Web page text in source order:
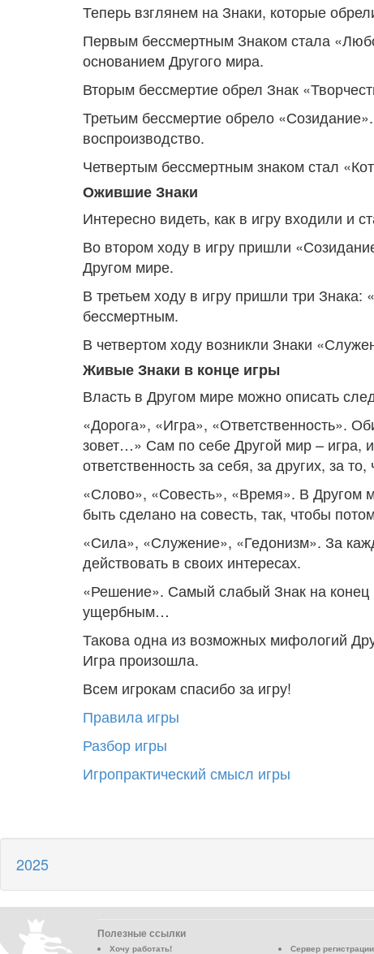
Теперь взглянем на Знаки, которые
Первым бессмертным Знаком стала
основанием Другого мира.
Вторым бессмертие обрел Знак
Третьим бессмертие обрело
воспроизводство.
Четвертым бессмертным знаком стал
Ожившие Знаки
Интересно видеть, как в игру входили и
Во втором ходу в игру пришли
Другом мире.
В третьем ходу в игру пришли три Знака:
бессмертным.
В четвертом ходу возникли Знаки
Живые Знаки в конце игры
Власть в Другом мире можно описать
«Дорога», «Игра», «Ответственность».
зовет…» Сам по себе Другой мир – игра,
ответственность за себя, за других, за
«Слово», «Совесть», «Время». В Другом
быть сделано на совесть, так, чтобы
«Сила», «Служение», «Гедонизм». За
действовать в своих интересах.
«Решение». Самый слабый Знак на конец
ущербным…
Такова одна из возможных мифологий
Игра произошла.
Всем игрокам спасибо за игру!
Правила игры
Разбор игры
Игропрактический смысл игры
2025
Полезные ссылки
Хочу работать! Сервер регистрации